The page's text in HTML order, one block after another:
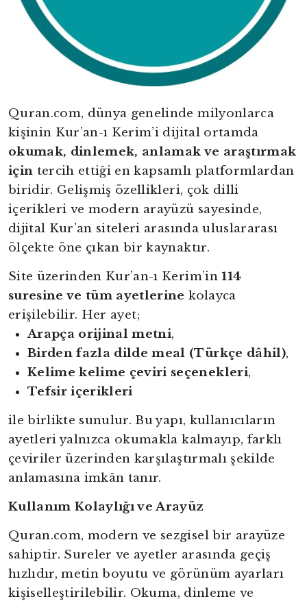
Quran.com, dünya genelinde milyonlarca
kişinin Kur’an-ı Kerim’i dijital ortamda
okumak, dinlemek, anlamak ve araştırmak
için tercih ettiği en kapsamlı platformlardan
biridir. Gelişmiş özellikleri, çok dilli
içerikleri ve modern arayüzü sayesinde,
dijital Kur’an siteleri arasında uluslararası
ölçekte öne çıkan bir kaynaktır.
Site üzerinden Kur’an-ı Kerim’in114
suresine ve tüm ayetlerine kolayca
erişilebilir. Her ayet;
Arapça orijinal metni,
Birden fazla dilde meal (Türkçe dâhil),
Kelime kelime çeviri seçenekleri,
Tefsir içerikleri
ile birlikte sunulur. Bu yapı, kullanıcıların
ayetleri yalnızca okumakla kalmayıp, farklı
çeviriler üzerinden karşılaştırmalı şekilde
anlamasına imkân tanır.
Kullanım Kolaylığı ve Arayüz
Quran.com, modern ve sezgisel bir arayüze
sahiptir. Sureler ve ayetler arasında geçiş
hızlıdır, metin boyutu ve görünüm ayarları
kişiselleştirilebilir. Okuma, dinleme ve